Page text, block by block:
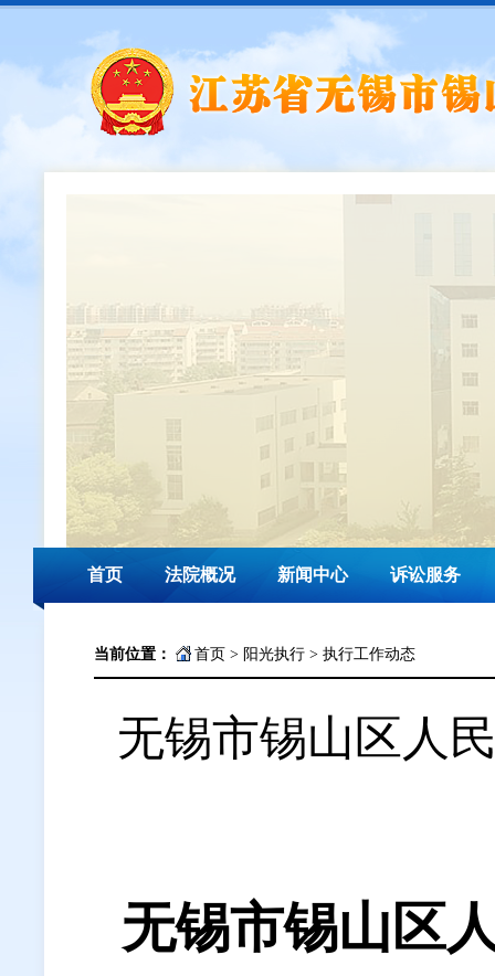
首页 法院概况 新闻中心 诉讼服务
当前位置： 首页 > 阳光执行 > 执行工作动态
无锡市锡山区人
无锡市锡山区